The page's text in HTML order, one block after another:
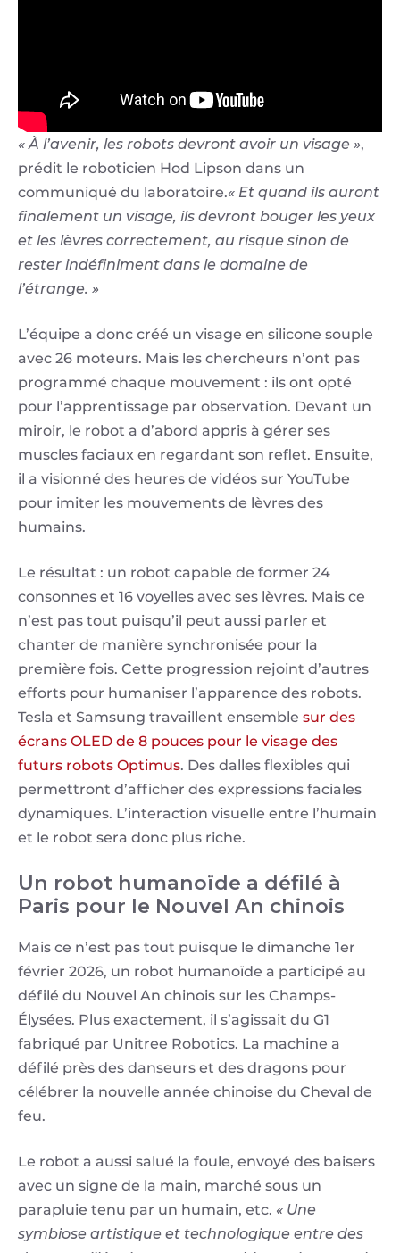
« À l’avenir, les robots devront avoir un visage »,
prédit le roboticien Hod Lipson dans un
communiqué du laboratoire.« Et quand ils auront
finalement un visage, ils devront bouger les yeux
et les lèvres correctement, au risque sinon de
rester indéfiniment dans le domaine de
l’étrange. »
L’équipe a donc créé un visage en silicone souple
avec 26 moteurs. Mais les chercheurs n’ont pas
programmé chaque mouvement : ils ont opté
pour l’apprentissage par observation. Devant un
miroir, le robot a d’abord appris à gérer ses
muscles faciaux en regardant son reflet. Ensuite,
il a visionné des heures de vidéos sur YouTube
pour imiter les mouvements de lèvres des
humains.
Le résultat : un robot capable de former 24
consonnes et 16 voyelles avec ses lèvres. Mais ce
n’est pas tout puisqu’il peut aussi parler et
chanter de manière synchronisée pour la
première fois. Cette progression rejoint d’autres
efforts pour humaniser l’apparence des robots.
Tesla et Samsung travaillent ensemble sur des
écrans OLED de 8 pouces pour le visage des
futurs robots Optimus. Des dalles flexibles qui
permettront d’afficher des expressions faciales
dynamiques. L’interaction visuelle entre l’humain
et le robot sera donc plus riche.
Un robot humanoïde a défilé à
Paris pour le Nouvel An chinois
Mais ce n’est pas tout puisque le dimanche 1er
février 2026, un robot humanoïde a participé au
défilé du Nouvel An chinois sur les Champs-
Élysées. Plus exactement, il s’agissait du G1
fabriqué par Unitree Robotics. La machine a
défilé près des danseurs et des dragons pour
célébrer la nouvelle année chinoise du Cheval de
feu.
Le robot a aussi salué la foule, envoyé des baisers
avec un signe de la main, marché sous un
parapluie tenu par un humain, etc. « Une
symbiose artistique et technologique entre des